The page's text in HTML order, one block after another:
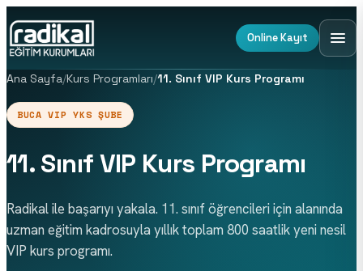
Online Kayıt
Ana Sayfa/Kurs Programları/11. Sınıf VIP Kurs Programı
BUCA VIP YKS ŞUBE
11. Sınıf VIP Kurs Programı
Radikal ile başarıyı yakala. 11. sınıf öğrencileri için alanında
uzman eğitim kadrosuyla yıllık toplam 800 saatlik yeni nesil
VIP kurs programı.